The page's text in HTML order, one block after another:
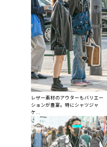
レザー素材のアウターもバリエー
ションが豊富。特にシャツジャ
ケ...